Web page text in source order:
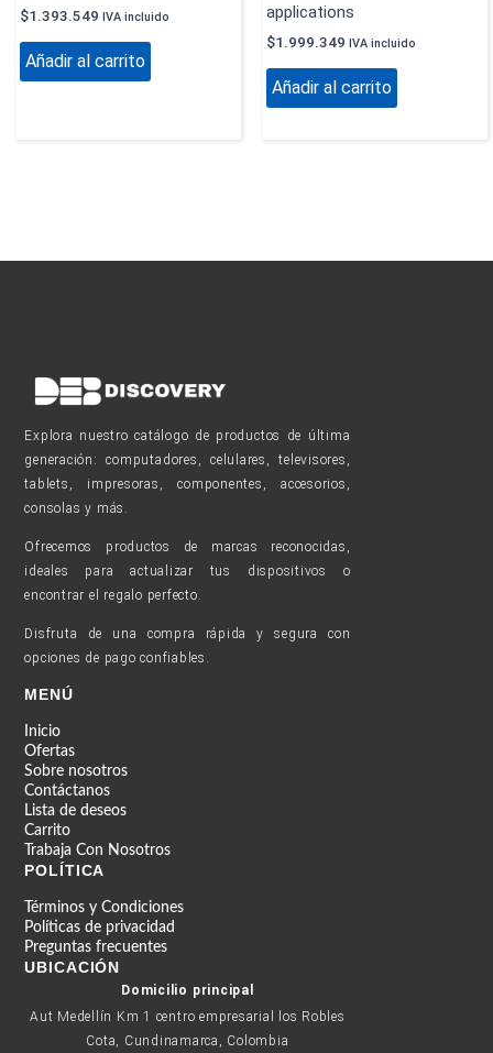
$1.393.549 IVA incluido
Añadir al carrito
applications
$1.999.349 IVA incluido
Añadir al carrito
Explora nuestro catálogo de productos de última
generación: computadores, celulares, televisores,
tablets, impresoras, componentes, accesorios,
consolas y más.
Ofrecemos productos de marcas reconocidas,
ideales para actualizar tus dispositivos o
encontrar el regalo perfecto.
Disfruta de una compra rápida y segura con
opciones de pago confiables.
MENÚ
Inicio
Ofertas
Sobre nosotros
Contáctanos
Lista de deseos
Carrito
Trabaja Con Nosotros
POLÍTICA
Términos y Condiciones
Políticas de privacidad
Preguntas frecuentes
UBICACIÓN
Domicilio principal
Aut Medellín Km 1 centro empresarial los Robles
Cota, Cundinamarca, Colombia